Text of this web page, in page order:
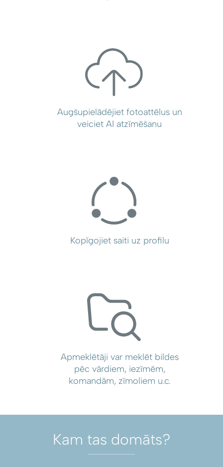
Augšupielādējiet fotoattēlus un
veiciet AI atzīmēšanu
Kopīgojiet saiti uz profilu
Apmeklētāji var meklēt bildes
pēc vārdiem, iezīmēm,
komandām, zīmoliem u.c.
Kam tas domāts?